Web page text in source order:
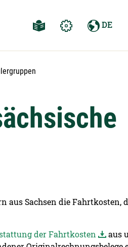
DE
Sachsen die Fahrtkosten,
der Fahrtkosten
aus